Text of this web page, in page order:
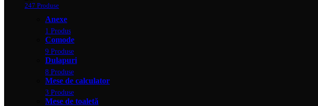
247 Produse
Anexe
1 Produs
Comode
9 Produse
Dulapuri
8 Produse
Mese de calculator
3 Produse
Mese de toaletă